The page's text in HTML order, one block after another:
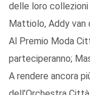
delle loro collezioni
Mattiolo, Addy van
Al Premio Moda
parteciperanno;
A rendere ancora